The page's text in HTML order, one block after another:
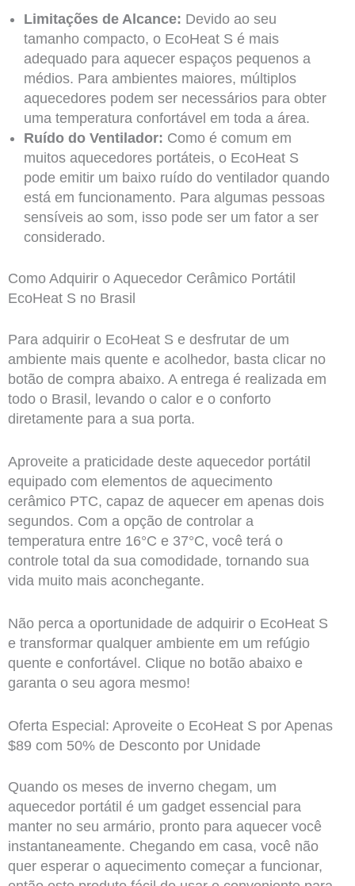
Limitações de Alcance: Devido ao seu
tamanho compacto, o EcoHeat S é mais
adequado para aquecer espaços pequenos a
médios. Para ambientes maiores, múltiplos
aquecedores podem ser necessários para obter
uma temperatura confortável em toda a área.
Ruído do Ventilador: Como é comum em
muitos aquecedores portáteis, o EcoHeat S
pode emitir um baixo ruído do ventilador quando
está em funcionamento. Para algumas pessoas
sensíveis ao som, isso pode ser um fator a ser
considerado.
Como Adquirir o Aquecedor Cerâmico Portátil
EcoHeat S no Brasil
Para adquirir o EcoHeat S e desfrutar de um
ambiente mais quente e acolhedor, basta clicar no
botão de compra abaixo. A entrega é realizada em
todo o Brasil, levando o calor e o conforto
diretamente para a sua porta.
Aproveite a praticidade deste aquecedor portátil
equipado com elementos de aquecimento
cerâmico PTC, capaz de aquecer em apenas dois
segundos. Com a opção de controlar a
temperatura entre 16°C e 37°C, você terá o
controle total da sua comodidade, tornando sua
vida muito mais aconchegante.
Não perca a oportunidade de adquirir o EcoHeat S
e transformar qualquer ambiente em um refúgio
quente e confortável. Clique no botão abaixo e
garanta o seu agora mesmo!
Oferta Especial: Aproveite o EcoHeat S por Apenas
$89 com 50% de Desconto por Unidade
Quando os meses de inverno chegam, um
aquecedor portátil é um gadget essencial para
manter no seu armário, pronto para aquecer você
instantaneamente. Chegando em casa, você não
quer esperar o aquecimento começar a funcionar,